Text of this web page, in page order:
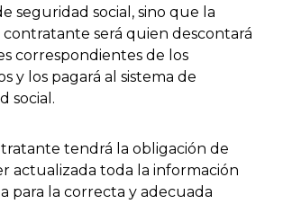
seguridad social, sino que la
contratante será quien descontará
correspondientes de los
y los pagará al sistema de
social.
tendrá la obligación de
actualizada toda la información
para la correcta y adecuada